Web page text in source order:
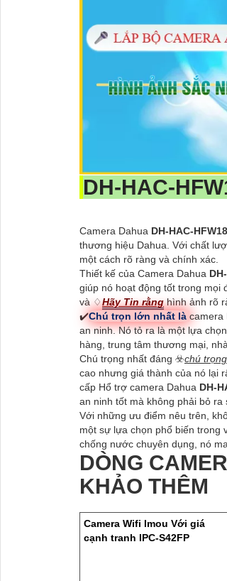
DH-HAC-
Camera Dahua DH-HAC-
thương hiệu Dahua. Với chất
một cách rõ ràng và chính xác.
Thiết kế của Camera Dahua
giúp nó hoạt động tốt trong mọi
và ♢Hãy Tin rằnghình ảnh rõ
✔️Chú trọn lớn nhất là camera
an ninh. Nó tỏ ra là một lựa
hàng, trung tâm thương mại,
Chú trọng nhất đáng ☣️chú
cao nhưng giá thành của nó lại
cấp Hổ trợ camera Dahua DH-
an ninh tốt mà không phải bỏ ra
Với những ưu điểm nêu trên,
một sự lựa chọn phổ biến trong
chống nước chuyên dụng, nó
DÒNG
KHẢO THÊM
Camera Wifi Imou Với giá
cạnh tranh IPC-S42FP